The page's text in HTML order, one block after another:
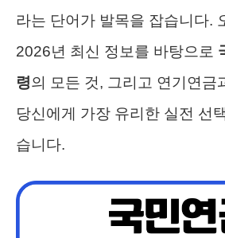
라는 단어가 발목을 잡습니다.
2026년 최신 정보를 바탕으로
령의 모든 것, 그리고 연기연금
당신에게 가장 유리한 실전 선
습니다.